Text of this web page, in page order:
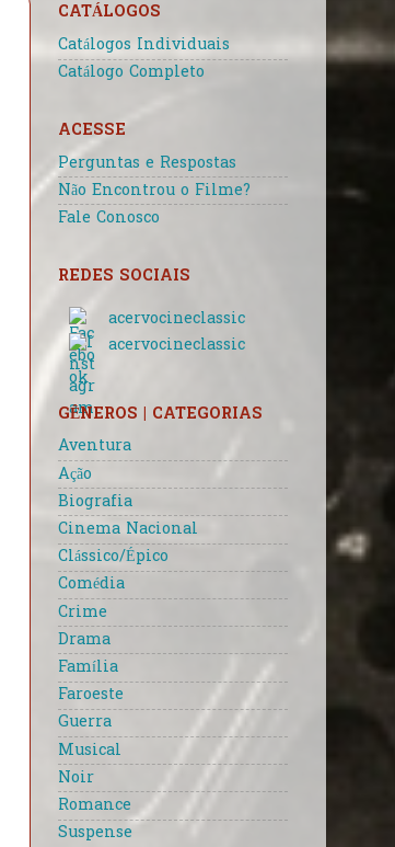
CATÁLOGOS
Catálogos Individuais
Catálogo Completo
ACESSE
Perguntas e Respostas
Não Encontrou o Filme?
Fale Conosco
REDES SOCIAIS
acervocineclassic
acervocineclassic
GÊNEROS | CATEGORIAS
Aventura
Ação
Biografia
Cinema Nacional
Clássico/Épico
Comédia
Crime
Drama
Família
Faroeste
Guerra
Musical
Noir
Romance
Suspense